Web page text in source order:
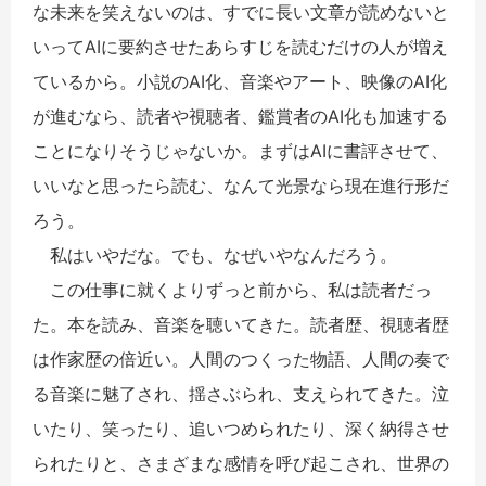
な未来を笑えないのは、すでに長い文章が読めないと
いってAIに要約させたあらすじを読むだけの人が増え
ているから。小説のAI化、音楽やアート、映像のAI化
が進むなら、読者や視聴者、鑑賞者のAI化も加速する
ことになりそうじゃないか。まずはAIに書評させて、
いいなと思ったら読む、なんて光景なら現在進行形だ
ろう。
私はいやだな。でも、なぜいやなんだろう。
この仕事に就くよりずっと前から、私は読者だっ
た。本を読み、音楽を聴いてきた。読者歴、視聴者歴
は作家歴の倍近い。人間のつくった物語、人間の奏で
る音楽に魅了され、揺さぶられ、支えられてきた。泣
いたり、笑ったり、追いつめられたり、深く納得させ
られたりと、さまざまな感情を呼び起こされ、世界の